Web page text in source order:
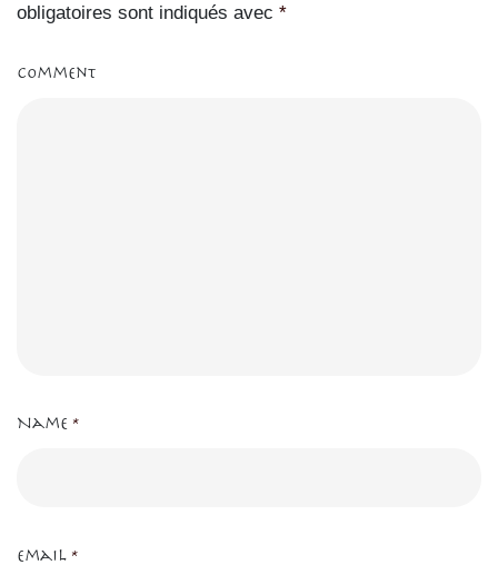
obligatoires sont indiqués avec *
Comment
Name *
Email *